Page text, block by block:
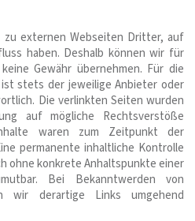
externen Webseiten Dritter, auf
haben. Deshalb können wir für
Gewähr übernehmen. Für die
stets der jeweilige Anbieter oder
Die verlinkten Seiten wurden
auf mögliche Rechtsverstöße
waren zum Zeitpunkt der
permanente inhaltliche Kontrolle
ohne konkrete Anhaltspunkte einer
Bei Bekanntwerden von
wir derartige Links umgehend